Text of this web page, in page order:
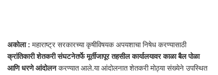
अकोला :महाराष्ट्र सरकारच्या कृषीविषयक अपयशाचा निषेध करण्यासाठी
क्रांतिकारी शेतकरी संघटनेतर्फे मूर्तीजापूर तहसील कार्यालयावर काळा बैल पोळा
आणि धरणे आंदोलनकरण्यात आले.या आंदोलनात शेतकरी मोठ्या संख्येने उपस्थित